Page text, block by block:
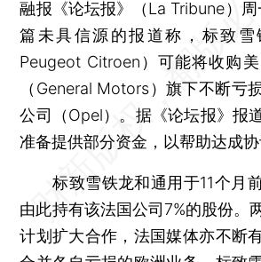
融报《论坛报》（La Tribune）
篇未具信源的报道称，标致雪
Peugeot Citroen）可能将收购
（General Motors）旗下不断亏
公司（Opel）。据《论坛报》报
准备提供部分资金，以帮助达成协
标致雪铁龙和通用于11个月前
由此持有该法国公司7%的股份。
计划扩大合作，法国媒体亦不断